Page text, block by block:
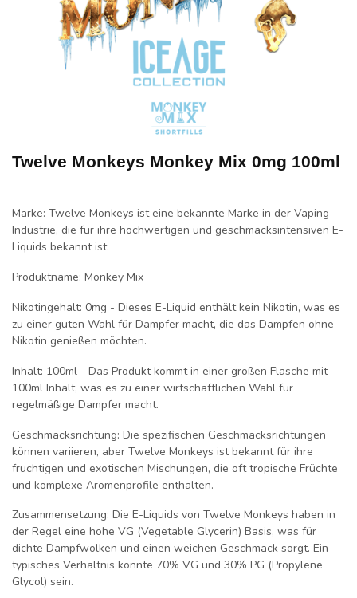
Twelve Monkeys Monkey Mix 0mg 100ml
Marke: Twelve Monkeys ist eine bekannte Marke in der Vaping-
Industrie, die für ihre hochwertigen und geschmacksintensiven E-
Liquids bekannt ist.
Produktname: Monkey Mix
Nikotingehalt: 0mg - Dieses E-Liquid enthält kein Nikotin, was es
zu einer guten Wahl für Dampfer macht, die das Dampfen ohne
Nikotin genießen möchten.
Inhalt: 100ml - Das Produkt kommt in einer großen Flasche mit
100ml Inhalt, was es zu einer wirtschaftlichen Wahl für
regelmäßige Dampfer macht.
Geschmacksrichtung: Die spezifischen Geschmacksrichtungen
können variieren, aber Twelve Monkeys ist bekannt für ihre
fruchtigen und exotischen Mischungen, die oft tropische Früchte
und komplexe Aromenprofile enthalten.
Zusammensetzung: Die E-Liquids von Twelve Monkeys haben in
der Regel eine hohe VG (Vegetable Glycerin) Basis, was für
dichte Dampfwolken und einen weichen Geschmack sorgt. Ein
typisches Verhältnis könnte 70% VG und 30% PG (Propylene
Glycol) sein.